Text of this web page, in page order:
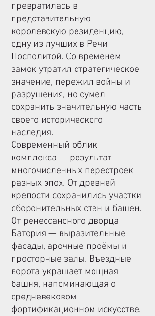
превратилась в
представительную
королевскую резиденцию,
одну из лучших в Речи
Посполитой. Со временем
замок утратил стратегическое
значение, пережил войны и
разрушения, но сумел
сохранить значительную часть
своего исторического
наследия.
Современный облик
комплекса — результат
многочисленных перестроек
разных эпох. От древней
крепости сохранились участки
оборонительных стен и башен.
От ренессансного дворца
Батория — выразительные
фасады, арочные проёмы и
просторные залы. Въездные
ворота украшает мощная
башня, напоминающая о
средневековом
фортификационном искусстве.